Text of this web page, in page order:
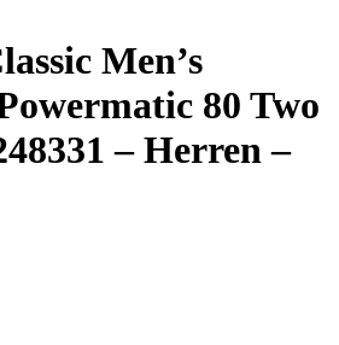
Men’s
80 Two
– Herren –